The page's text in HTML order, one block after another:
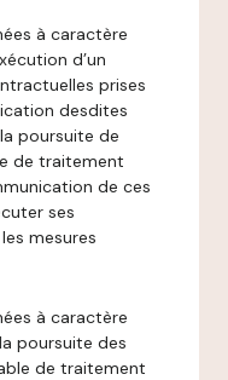
à caractère
d’un
prises
desdites
poursuite de
de traitement
de ces
ses
mesures
à caractère
poursuite des
de traitement